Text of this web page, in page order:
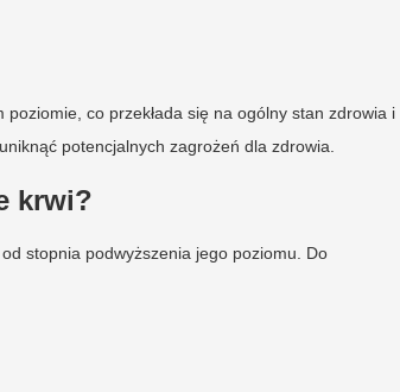
co przekłada się na ogólny stan zdrowia i
uniknąć potencjalnych zagrożeń dla zdrowia.
krwi?
stopnia podwyższenia jego poziomu. Do